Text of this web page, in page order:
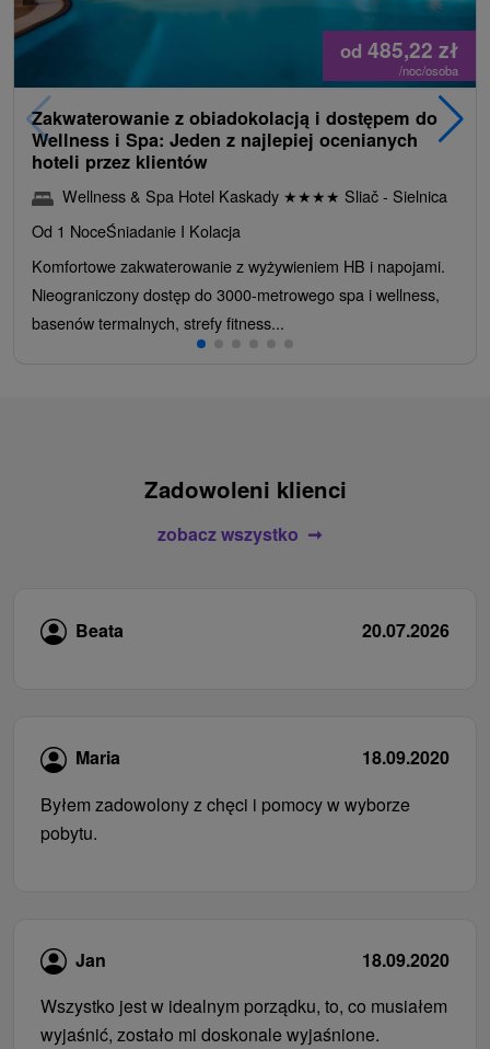
od 485,22 zł
/noc/osoba
Zakwaterowanie z obiadokolacją i dostępem do
Wellness i Spa: Jeden z najlepiej ocenianych
hoteli przez klientów
Wellness & Spa Hotel Kaskady ★★★★ Sliač - Sielnica
Od 1 NoceŚniadanie I Kolacja
Komfortowe zakwaterowanie z wyżywieniem HB i napojami.
Nieograniczony dostęp do 3000-metrowego spa i wellness,
basenów termalnych, strefy fitness...
Zadowoleni klienci
zobacz wszystko
Beata 20.07.2026
Maria
18.09.2020
Byłem zadowolony z chęci i pomocy w wyborze
pobytu.
Jan
18.09.2020
Wszystko jest w idealnym porządku, to, co musiałem
wyjaśnić, zostało mi doskonale wyjaśnione.